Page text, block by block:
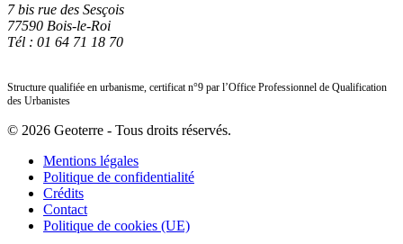
7 bis rue des Sesçois
77590 Bois-le-Roi
Tél : 01 64 71 18 70
Structure qualifiée en urbanisme, certificat n°9 par l’Office Professionnel de Qualification
des Urbanistes
© 2026 Geoterre - Tous droits réservés.
Mentions légales
Politique de confidentialité
Crédits
Contact
Politique de cookies (UE)